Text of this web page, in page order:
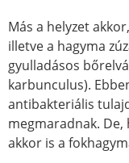
Más a helyzet
illetve a hagyma
gyulladásos
karbunculus).
antibakteriális
megmaradnak. De,
akkor is a